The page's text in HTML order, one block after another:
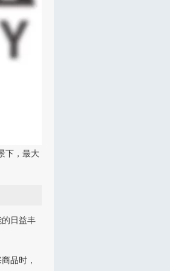
下，最大
日益丰
品时，